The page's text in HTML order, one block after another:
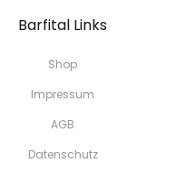
Barfital Links
Shop
Impressum
AGB
Datenschutz